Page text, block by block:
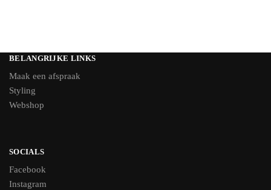
BELANGRIJKE LINKS
Maak een afspraak
Styling
Webshop
SOCIALS
Facebook
Instagram